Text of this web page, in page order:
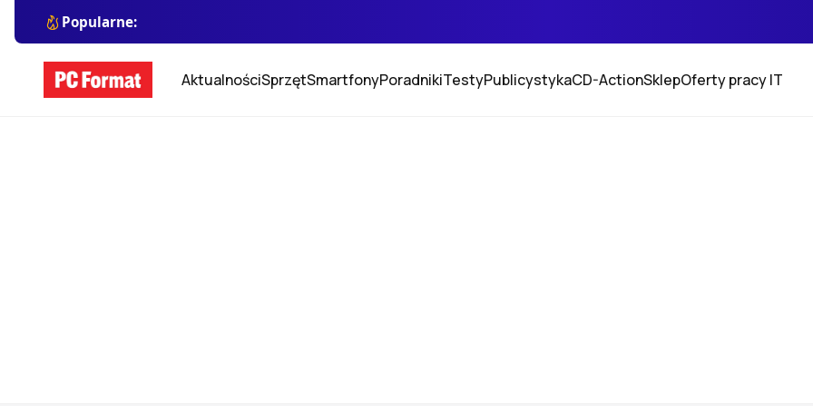
Popularne:
AktualnościSprzętSmartfonyPoradnikiTestyPublicystykaCD-ActionSklepOferty pracy IT